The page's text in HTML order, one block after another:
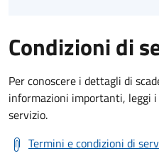
Condizioni di
Per conoscere i dettagli di
informazioni importanti, leggi
servizio.
Termini e condizioni di